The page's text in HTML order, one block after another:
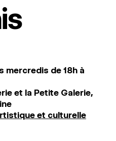
mercredis de 18h à
et la Petite Galerie,
et culturelle